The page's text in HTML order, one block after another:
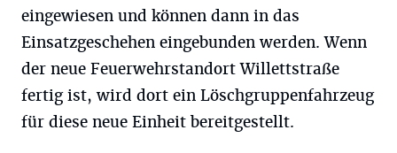
eingewiesen und können dann in das
Einsatzgeschehen eingebunden werden. Wenn
der neue Feuerwehrstandort Willettstraße
fertig ist, wird dort ein Löschgruppenfahrzeug
für diese neue Einheit bereitgestellt.